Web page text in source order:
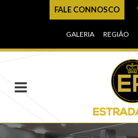
FALE CONNOSCO
GALERIA REGIÃO